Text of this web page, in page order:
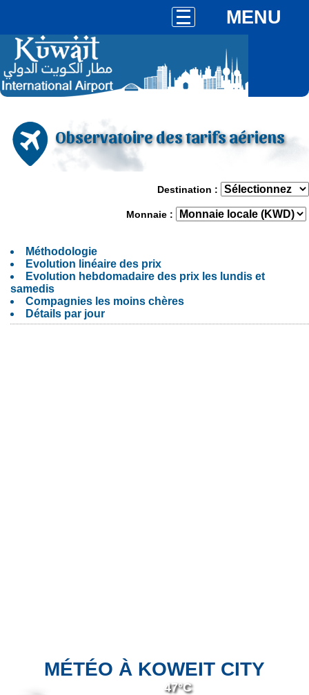
MENU
Observatoire des tarifs aériens
Destination :
Monnaie :
Méthodologie
Evolution linéaire des prix
Evolution hebdomadaire des prix les lundis et
samedis
Compagnies les moins chères
Détails par jour
MÉTÉO À KOWEIT CITY
47°C